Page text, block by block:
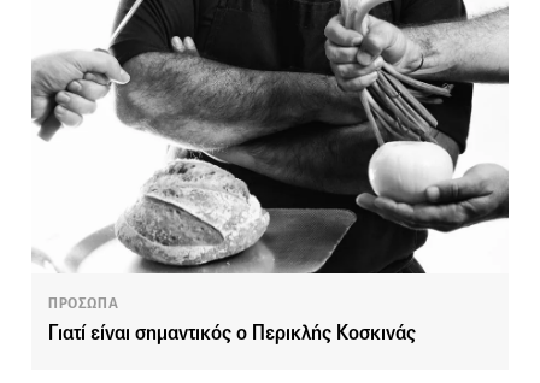
ΠΡΟΣΩΠΑ
Γιατί είναι σημαντικός ο Περικλής Κοσκινάς